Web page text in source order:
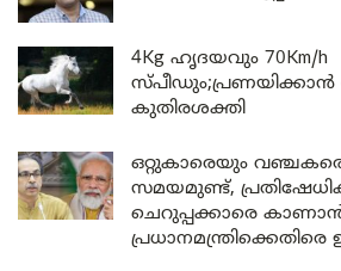
4Kg ഹൃദയവും 70Km/h
കുതിരശക്തി
ഒറ്റുകാരെയും
സമയമുണ്ട്,
ചെറുപ്പക്കാരെ
പ്രധാനമന്ത്രിക്കെതിരെ